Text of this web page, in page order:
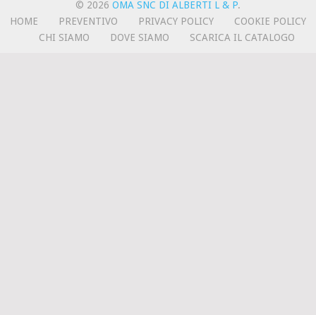
© 2026 OMA SNC DI ALBERTI L & P.
HOME
PREVENTIVO PRIVACY POLICY
COOKIE POLICY
CHI SIAMO
DOVE SIAMO SCARICA IL CATALOGO